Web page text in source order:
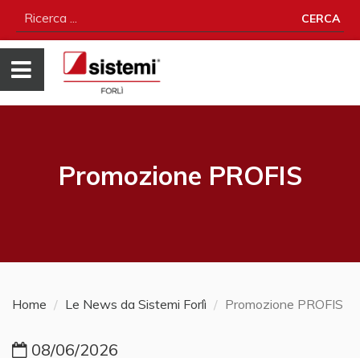
CERCA
Promozione PROFIS
Home Le News da Sistemi Forlì Promozione PROFIS
08/06/2026